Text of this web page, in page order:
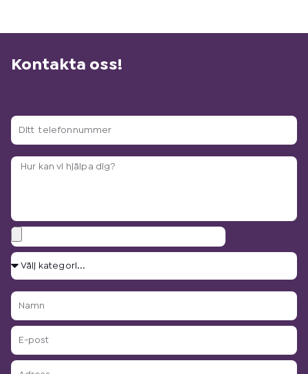
Kontakta oss!
Ditt
Arbetsbeskrivning?
Bilagor
Välj
Namn
E-
post
Adress